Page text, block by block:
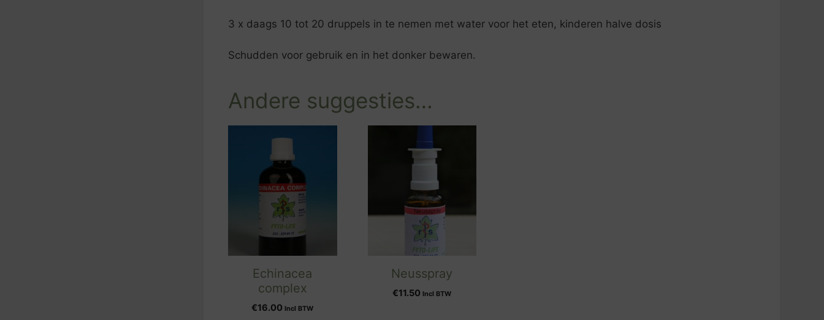
3 x daags 10 tot 20 druppels in te nemen met water voor het eten, kinderen halve dosis
Schudden voor gebruik en in het donker bewaren.
Andere suggesties…
Echinacea
complex
€16.00 Incl BTW
Neusspray
€11.50 Incl BTW